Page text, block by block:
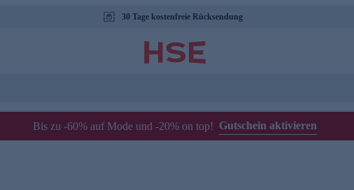
30 Tage kostenfreie Rücksendung
Bis zu -60% auf Mode und -20% on top! Gutschein aktivieren